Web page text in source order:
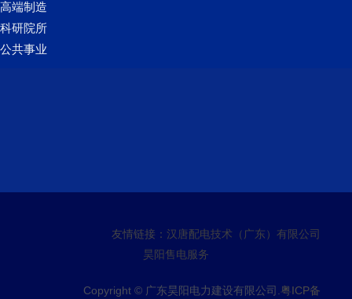
高端制造
科研院所
公共事业
友情链接： 汉唐配电技术（广东）有限公司
昊阳售电服务
Copyright © 广东昊阳电力建设有限公司.粤ICP备